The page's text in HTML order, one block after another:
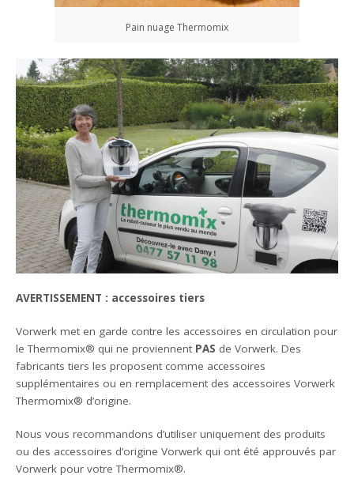
Pain nuage Thermomix
AVERTISSEMENT : accessoires tiers
Vorwerk met en garde contre les accessoires en circulation pour
le Thermomix® qui ne proviennent PAS de Vorwerk. Des
fabricants tiers les proposent comme accessoires
supplémentaires ou en remplacement des accessoires Vorwerk
Thermomix® d’origine.
Nous vous recommandons d’utiliser uniquement des produits
ou des accessoires d’origine Vorwerk qui ont été approuvés par
Vorwerk pour votre Thermomix®.